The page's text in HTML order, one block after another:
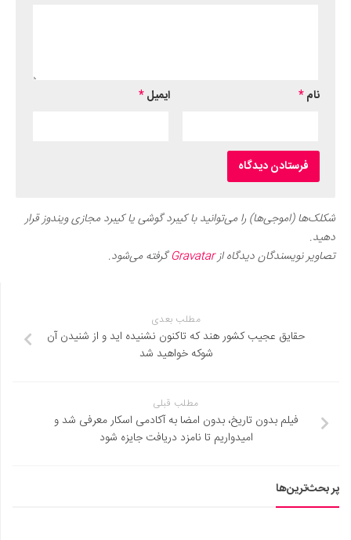
نام* ایمیل*
شکلک‌ها (اموجی‌ها) را می‌توانید با کیبرد گوشی یا کیبرد مجازی ویندوز قرار
دهید.
تصاویر نویسندگان دیدگاه ازGravatarگرفته می‌شود.
مطلب بعدی
حقایق عجیب کشور هند که تاکنون نشنیده اید و از شنیدن آن
شوکه خواهید شد
مطلب قبلی
فیلم بدون تاریخ، بدون امضا به آکادمی اسکار معرفی شد و
امیدواریم تا نامزد دریافت جایزه شود
پر بحث‌ترین‌ها